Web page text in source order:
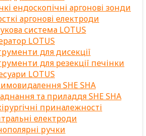
ендоскопічні аргонові зонди
аргонові електроди
система LOTUS
LOTUS
для дисекції
для резекції печінки
LOTUS
SHE SHA
та приладдя SHE SHA
приналежності
електроди
ручки